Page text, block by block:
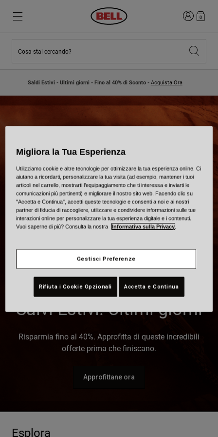
Nuovi arrivi
Integrali
Aperti / Jet
Motocross
Ricambi
Mostra tutto
Nuovi arrivi
Integrali
Strada e Gravel
Città e Commuting
Ricambi
Accedi0
Cosa stai cercando?
Saldi Estivi - Ultimi giorni - Fino al 40% di Sconto - Acquista Ora
Salvi Estivi: Ultimi giorni
Risparmia fino al 40%. Approfitta di queste incredibili
offerte prima che finiscano.
Approfittane ora
Esplora
Migliora la Tua Esperienza
Utilizziamo cookie e altre tecnologie per ottimizzare la tua esperienza online. Ci
aiutano a ricordarti, personalizzare la tua visita (ad esempio, mantener i tuoi
articoli nel carrello, mostrarti l’equipaggiamento che ti interessa e inviarti le
comunicazioni più pertinenti) e migliorare il nostro sito web. Facendo clic su
"Accetta e Continua", accetti queste tecnologie e consenti a noi e ai nostri
partner di fiducia di raccogliere, utilizzare e condividere informazioni sulle tue
interazioni online per personalizzare la tua esperienza digitale e i contenuti.
Vuoi saperne di più? Consulta la nostra
Informativa sulla Privacy
Gestisci Preferenze
Rifiuta i Cookie Opzionali Accetta e Continua